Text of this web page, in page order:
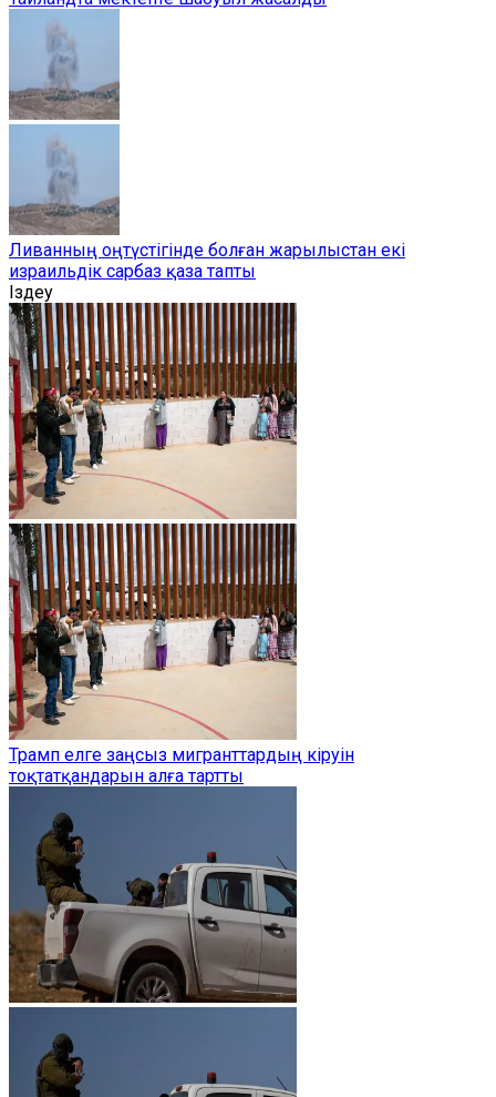
Ливанның оңтүстігінде болған жарылыстан екі
израильдік сарбаз қаза тапты
Іздеу
Трамп елге заңсыз мигранттардың кіруін
тоқтатқандарын алға тартты